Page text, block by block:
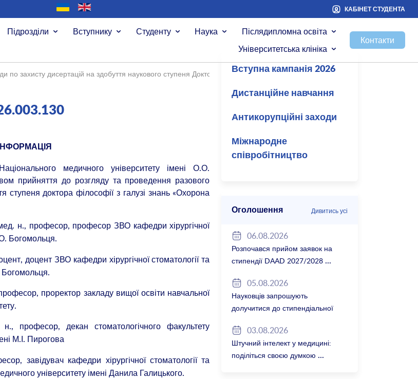
КАБІНЕТ СТУДЕНТА
Підрозділи Вступнику Студенту Наука
Післядипломна освіта
Університетська клініка
Контакти
по захисту дисертацій на здобуття наукового ступеня Доктора філософії / Спеціалізована вчена рада ДФ 26.003.130
медичного університету імені О.О.
прийняття до розгляду та проведення разового
ступеня доктора філософії з галузі знань «Охорона
н., професор, професор ЗВО кафедри хірургічної
Богомольця.
доцент ЗВО кафедри хірургічної стоматології та
Богомольця.
проректор закладу вищої освіти навчальної
професор, декан стоматологічного факультету
М.І. Пирогова
завідувач кафедри хірургічної стоматології та
університету імені Данила Галицького.
Вступна кампанія 2026
Дистанційне навчання
Антикорупційні заходи
Міжнародне
співробітництво
Оголошення Дивитись усі
06.08.2026
Розпочався прийом заявок на
стипендії DAAD 2027/2028
05.08.2026
Науковців запрошують
долучитися до стипендіальної
Баварія 2027/28
03.08.2026
Штучний інтелект у медицині:
поділіться своєю думкою